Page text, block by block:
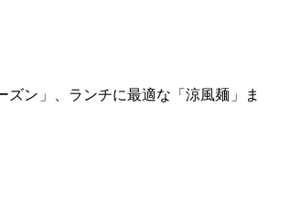
ン」、ランチに最適な「涼風麺」ま